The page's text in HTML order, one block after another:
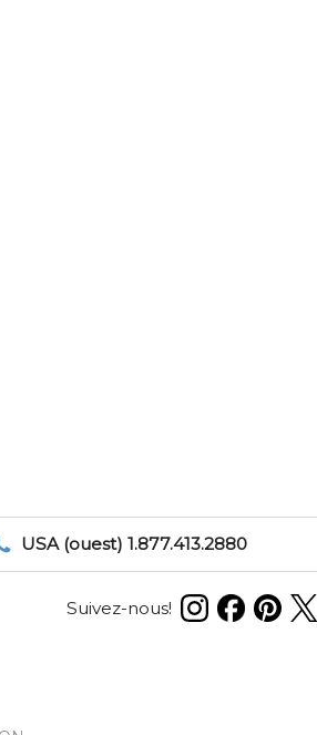
USA (ouest) 1.877.413.2880
Suivez-nous!